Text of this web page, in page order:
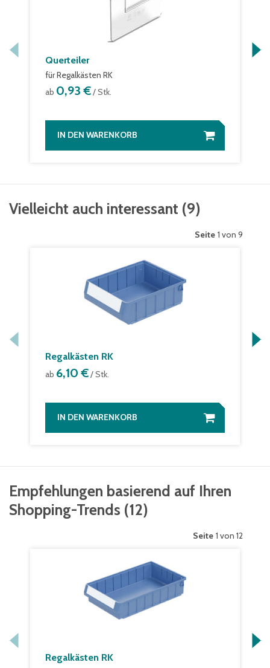
Querteiler
für Regalkästen RK
ab 0,93 €/ Stk.
IN DEN WARENKORB
Vielleicht auch interessant (9)
Seite 1 von 9
Regalkästen RK
ab 6,10 €/ Stk.
IN DEN WARENKORB
Empfehlungen basierend auf Ihren
Shopping-Trends (12)
Seite 1 von 12
Regalkästen RK